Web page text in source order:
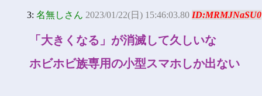
3: 名無しさん 2023/01/22(日) 15:46:03.80 ID:MRMJNaSU0
「大きくなる」が消滅して久しいな
ホビホビ族専用の小型スマホしか出ない